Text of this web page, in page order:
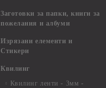
Заготовки за папки, книги за
пожелания и албуми
Изрязани елементи и
Стикери
Квилинг
Квилинг ленти - 3мм -